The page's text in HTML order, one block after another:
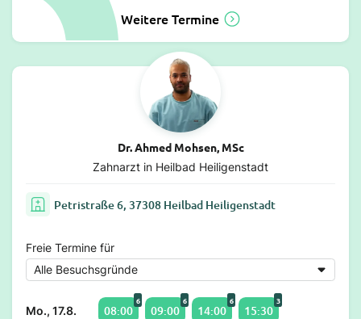
Weitere Termine
Dr. Ahmed Mohsen, MSc
Zahnarzt in Heilbad Heiligenstadt
Petristraße 6, 37308 Heilbad Heiligenstadt
Freie Termine für
Mo., 17.8. 08:00
6
09:00
6
14:00
6
15:30
3